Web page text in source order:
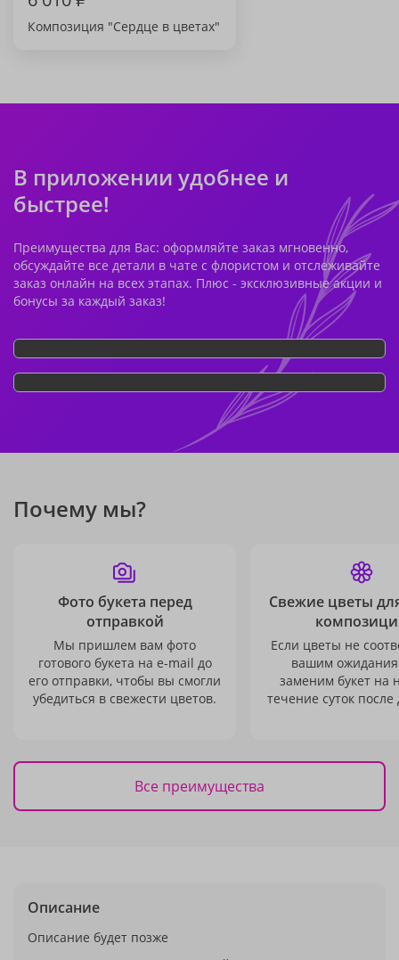
Композиция "Сердце в цветах"
В приложении удобнее и
быстрее!
Преимущества для Вас: оформляйте заказ мгновенно,
обсуждайте все детали в чате с флористом и отслеживайте
заказ онлайн на всех этапах. Плюс - эксклюзивные акции и
бонусы за каждый заказ!
Почему мы?
Фото букета перед
отправкой
Мы пришлем вам фото
готового букета на e-mail до
его отправки, чтобы вы смогли
убедиться в свежести цветов.
Свежие цветы
Если цветы не
вашим
заменим букет на
течение суток после
Все преимущества
Описание
Описание будет позже